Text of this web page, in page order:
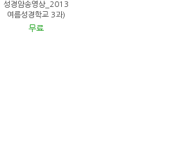
성경암송영상_2013
여름성경학교 3과)
무료